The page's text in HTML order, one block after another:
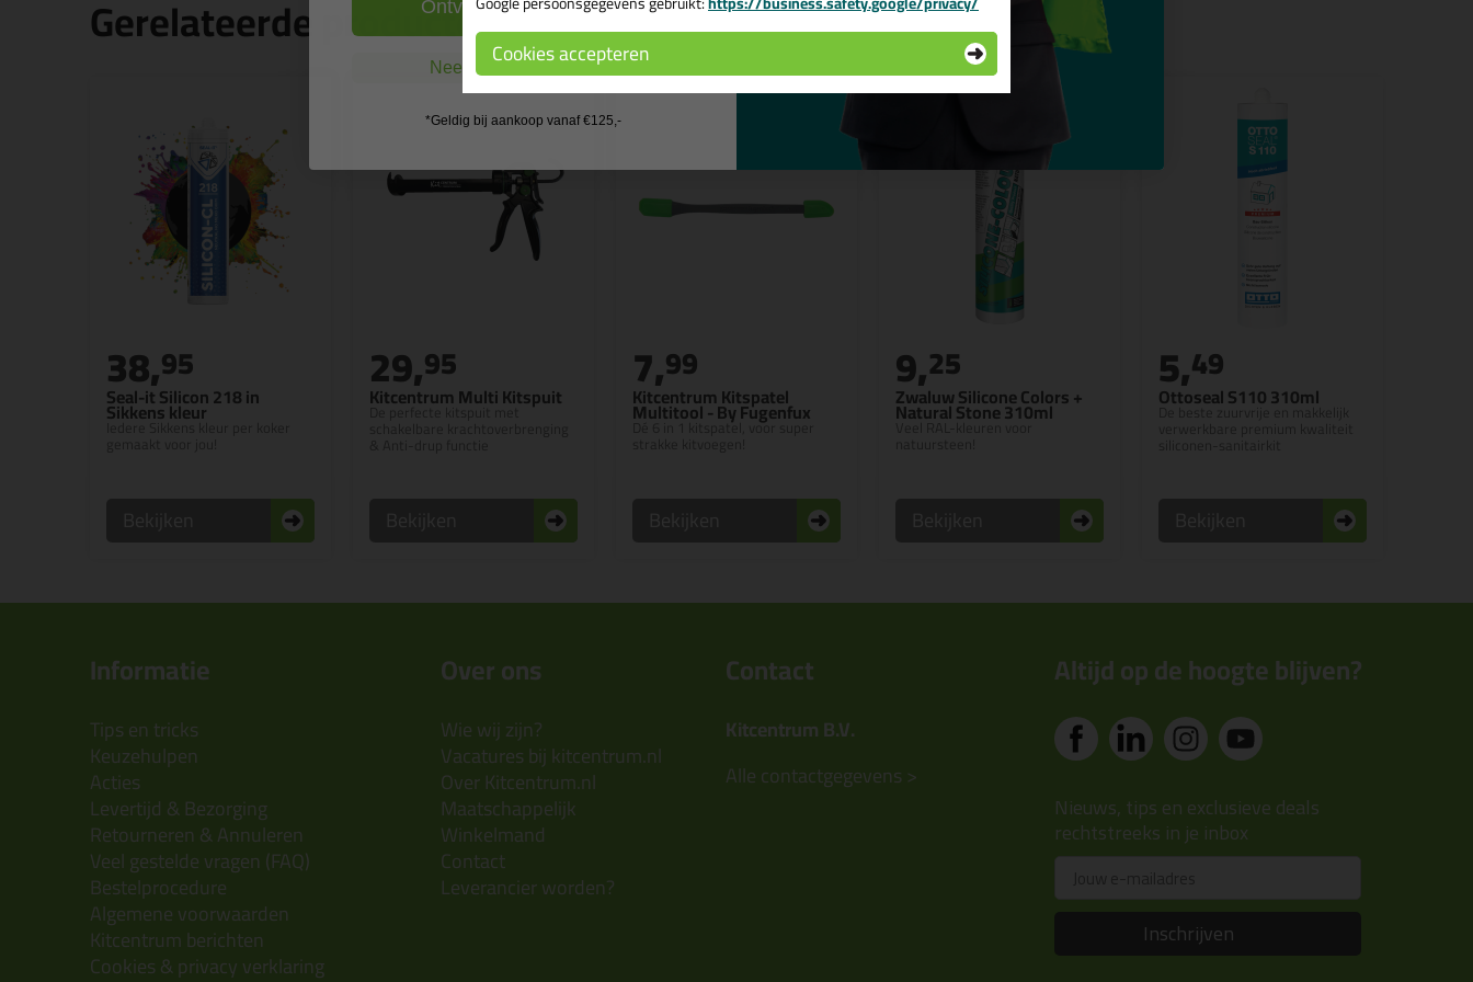
Gerelateerde producten
Seal-it Silicon 218 in
Sikkens kleur
Iedere Sikkens kleur per koker
38,95
Kitcentrum Multi Kitspuit
De perfecte kitspuit met
29,95
Kitcentrum Kitspatel
Multitool - By Fugenfux
Dé 6 in 1 kitspatel, voor super
7,99
Zwaluw Silicone Colors +
Natural Stone 310ml
Veel RAL-kleuren voor
9,25
Ottoseal S110 310ml
De beste zuurvrije en makkelijk
5,49
Informatie
Tips en tricks
Keuzehulpen
Acties
Levertijd & Bezorging
Retourneren & Annuleren
Veel gestelde vragen (FAQ)
Bestelprocedure
Algemene voorwaarden
Kitcentrum berichten
Cookies & privacy verklaring
Over ons
Wie wij zijn?
Vacatures bij kitcentrum.nl
Over Kitcentrum.nl
Maatschappelijk
Winkelmand
Contact
Leverancier worden?
Contact
Kitcentrum B.V.
Alle contactgegevens >
Altijd op de hoogte blijven?
Nieuws, tips en exclusieve deals
rechtstreeks in je inbox
Inschrijven
Cookies accepteren
Ontvang de actiecode ›
Nee, ik wil geen cadeau
*Geldig bij aankoop vanaf €125,-